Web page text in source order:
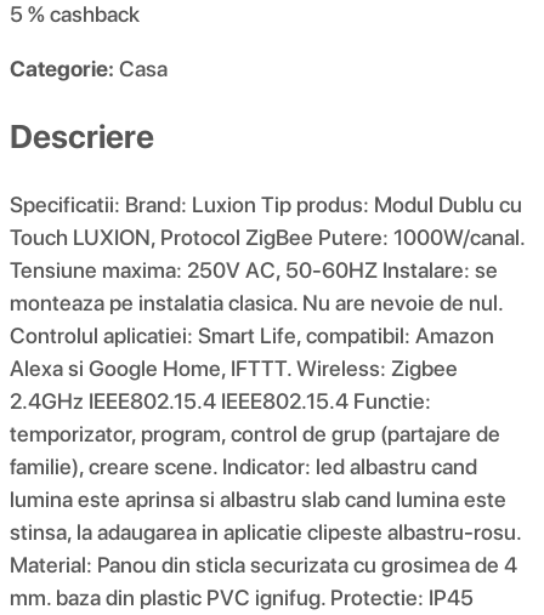
5 %cashback
Categorie: Casa
Descriere
Specificatii: Brand: Luxion Tip produs: Modul Dublu cu
Touch LUXION, Protocol ZigBee Putere: 1000W/canal.
Tensiune maxima: 250V AC, 50-60HZ Instalare: se
monteaza pe instalatia clasica. Nu are nevoie de nul.
Controlul aplicatiei: Smart Life, compatibil: Amazon
Alexa si Google Home, IFTTT. Wireless: Zigbee
2.4GHz IEEE802.15.4 IEEE802.15.4 Functie:
temporizator, program, control de grup (partajare de
familie), creare scene. Indicator: led albastru cand
lumina este aprinsa si albastru slab cand lumina este
stinsa, la adaugarea in aplicatie clipeste albastru-rosu.
Material: Panou din sticla securizata cu grosimea de 4
mm. baza din plastic PVC ignifug. Protectie: IP45